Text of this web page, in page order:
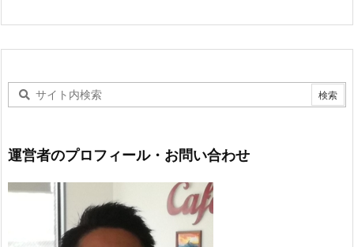
運営者のプロフィール・お問い合わせ